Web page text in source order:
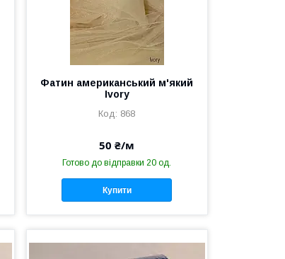
Фатин американський м'який
Ivory
868
50 ₴/м
Готово до відправки 20 од.
Купити